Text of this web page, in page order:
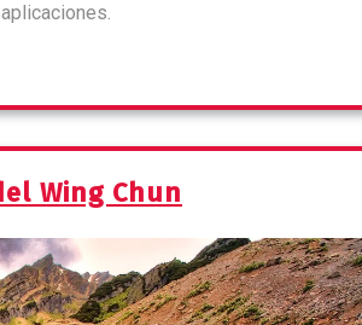
Wing Chun